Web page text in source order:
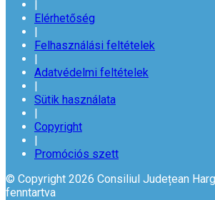
|
Elérhetőség
|
Felhasználási feltételek
|
Adatvédelmi feltételek
|
Sütik használata
|
Copyright
|
Promóciós szett
© Copyright 2026 Consiliul Județean
fenntartva